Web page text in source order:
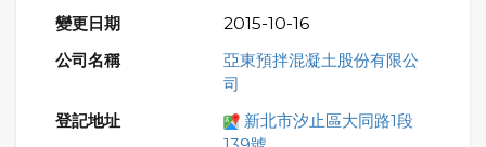
2015-10-16
亞東預拌混凝土股份有限公
司
新北市汐止區大同路1段